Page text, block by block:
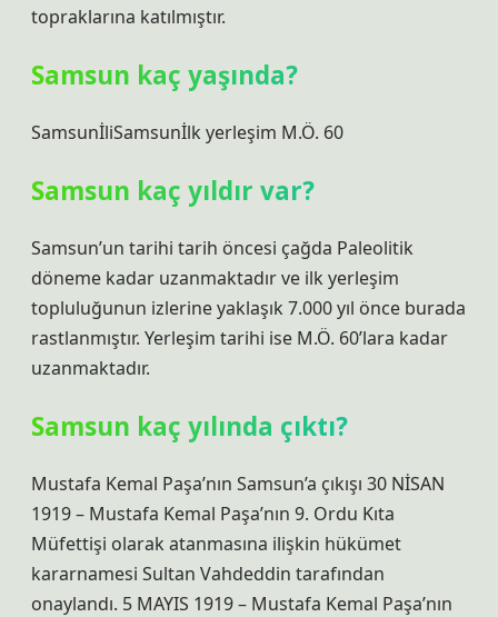
topraklarına katılmıştır.
Samsun kaç yaşında?
SamsunİliSamsunİlk yerleşim M.Ö. 60
Samsun kaç yıldır var?
Samsun’un tarihi tarih öncesi çağda Paleolitik
döneme kadar uzanmaktadır ve ilk yerleşim
topluluğunun izlerine yaklaşık 7.000 yıl önce burada
rastlanmıştır. Yerleşim tarihi ise M.Ö. 60’lara kadar
uzanmaktadır.
Samsun kaç yılında çıktı?
Mustafa Kemal Paşa’nın Samsun’a çıkışı 30 NİSAN
1919 – Mustafa Kemal Paşa’nın 9. Ordu Kıta
Müfettişi olarak atanmasına ilişkin hükümet
kararnamesi Sultan Vahdeddin tarafından
onaylandı. 5 MAYIS 1919 – Mustafa Kemal Paşa’nın